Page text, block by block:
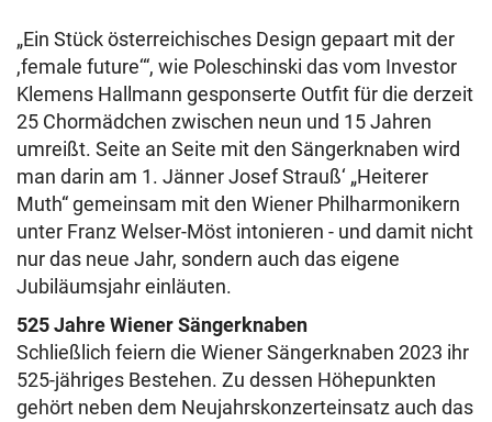
„Ein Stück österreichisches Design gepaart mit der
,female future‘“, wie Poleschinski das vom Investor
Klemens Hallmann gesponserte Outfit für die derzeit
25 Chormädchen zwischen neun und 15 Jahren
umreißt. Seite an Seite mit den Sängerknaben wird
man darin am 1. Jänner Josef Strauß‘ „Heiterer
Muth“ gemeinsam mit den Wiener Philharmonikern
unter Franz Welser-Möst intonieren - und damit nicht
nur das neue Jahr, sondern auch das eigene
Jubiläumsjahr einläuten.
525 Jahre Wiener Sängerknaben
Schließlich feiern die Wiener Sängerknaben 2023 ihr
525-jähriges Bestehen. Zu dessen Höhepunkten
gehört neben dem Neujahrskonzerteinsatz auch das